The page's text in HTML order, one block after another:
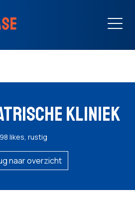
KLINIEK
98 likes, rustig
naar overzicht